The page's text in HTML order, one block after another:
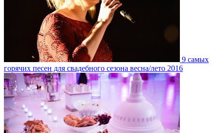
9 самых
горячих песен для свадебного сезона весна/лето 2016